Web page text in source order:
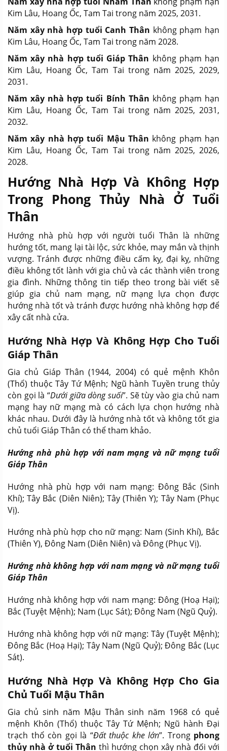
Kim Lâu, Hoang Ốc, Tam Tai trong năm 2025, 2031.
Năm xây nhà hợp tuổi Canh Thân không phạm hạn
Kim Lâu, Hoang Ốc, Tam Tai trong năm 2028.
Năm xây nhà hợp tuổi Giáp Thân không phạm hạn
Kim Lâu, Hoang Ốc, Tam Tai trong năm 2025, 2029,
2031.
Năm xây nhà hợp tuổi Bính Thân không phạm hạn
Kim Lâu, Hoang Ốc, Tam Tai trong năm 2025, 2031,
2032.
Năm xây nhà hợp tuổi Mậu Thân không phạm hạn
Kim Lâu, Hoang Ốc, Tam Tai trong năm 2025, 2026,
2028.
Hướng Nhà Hợp Và Không Hợp
Trong Phong Thủy Nhà Ở Tuổi
Thân
Hướng nhà phù hợp với người tuổi Thân là những
hướng tốt, mang lại tài lộc, sức khỏe, may mắn và thịnh
vượng. Tránh được những điều cấm kỵ, đại kỵ, những
điều không tốt lành với gia chủ và các thành viên trong
gia đình. Những thông tin tiếp theo trong bài viết sẽ
giúp gia chủ nam mạng, nữ mạng lựa chọn được
hướng nhà tốt và tránh được hướng nhà không hợp để
xây cất nhà cửa.
Hướng Nhà Hợp Và Không Hợp Cho Tuổi
Giáp Thân
Gia chủ Giáp Thân (1944, 2004) có quẻ mệnh Khôn
(Thổ) thuộc Tây Tứ Mệnh; Ngũ hành Tuyền trung thủy
còn gọi là “Dưới giữa dòng suối”. Sẽ tùy vào gia chủ nam
mạng hay nữ mạng mà có cách lựa chọn hướng nhà
khác nhau. Dưới đây là hướng nhà tốt và không tốt gia
chủ tuổi Giáp Thân có thể tham khảo.
Hướng nhà phù hợp với nam mạng và nữ mạng tuổi
Giáp Thân
Hướng nhà phù hợp với nam mạng: Đông Bắc (Sinh
Khí); Tây Bắc (Diên Niên); Tây (Thiên Y); Tây Nam (Phục
Vị).
Hướng nhà phù hợp cho nữ mạng: Nam (Sinh Khí), Bắc
(Thiên Y), Đông Nam (Diên Niên) và Đông (Phục Vị).
Hướng nhà không hợp với nam mạng và nữ mạng tuổi
Giáp Thân
Hướng nhà không hợp với nam mạng: Đông (Hoạ Hại);
Bắc (Tuyệt Mệnh); Nam (Lục Sát); Đông Nam (Ngũ Quỷ).
Hướng nhà không hợp với nữ mạng: Tây (Tuyệt Mệnh);
Đông Bắc (Hoạ Hại); Tây Nam (Ngũ Quỷ); Đông Bắc (Lục
Sát).
Hướng Nhà Hợp Và Không Hợp Cho Gia
Chủ Tuổi Mậu Thân
Gia chủ sinh năm Mậu Thân sinh năm 1968 có quẻ
mệnh Khôn (Thổ) thuộc Tây Tứ Mệnh; Ngũ hành Đại
trạch thổ còn gọi là “Đất thuộc khe lớn”. Trongphong
thủy nhà ở tuổi Thân thì hướng chọn xây nhà đối với